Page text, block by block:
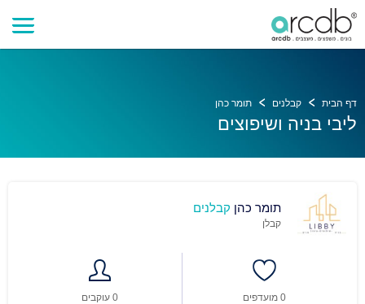
דף הבית קבלנים תומר כהן
ליבי בניה ושיפוצים
תומר כהן קבלנים
קבלן
0 עוקבים 0 מועדפים